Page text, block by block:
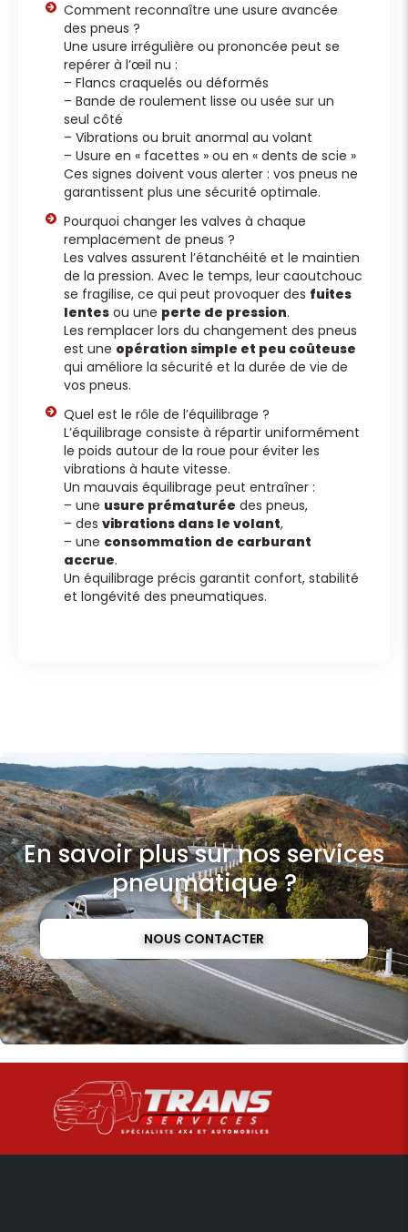
Comment reconnaître une usure avancée
des pneus ?
Une usure irrégulière ou prononcée peut se
repérer à l’œil nu :
– Flancs craquelés ou déformés
– Bande de roulement lisse ou usée sur un
seul côté
– Vibrations ou bruit anormal au volant
– Usure en « facettes » ou en « dents de scie »
Ces signes doivent vous alerter : vos pneus ne
garantissent plus une sécurité optimale.
Pourquoi changer les valves à chaque
remplacement de pneus ?
Les valves assurent l’étanchéité et le maintien
de la pression. Avec le temps, leur caoutchouc
se fragilise, ce qui peut provoquer des fuites
lentes ou une perte de pression.
Les remplacer lors du changement des pneus
est une opération simple et peu coûteuse
qui améliore la sécurité et la durée de vie de
vos pneus.
Quel est le rôle de l’équilibrage ?
L’équilibrage consiste à répartir uniformément
le poids autour de la roue pour éviter les
vibrations à haute vitesse.
Un mauvais équilibrage peut entraîner :
– une usure prématurée des pneus,
– des vibrations dans le volant,
– une consommation de carburant
accrue.
Un équilibrage précis garantit confort, stabilité
et longévité des pneumatiques.
En savoir plus sur nos services
pneumatique ?
NOUS CONTACTER